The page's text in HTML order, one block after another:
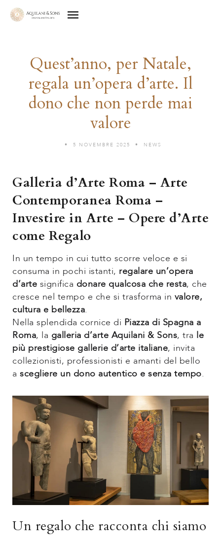
Quest’anno, per Natale,
regala un’opera d’arte. Il
dono che non perde mai
valore
5 NOVEMBRE 2025 NEWS
Galleria d’Arte Roma – Arte
Contemporanea Roma –
Investire in Arte – Opere d’Arte
come Regalo
In un tempo in cui tutto scorre veloce e si
consuma in pochi istanti, regalare un’opera
d’arte significa donare qualcosa che resta, che
cresce nel tempo e che si trasforma in valore,
cultura e bellezza.
Nella splendida cornice di Piazza di Spagna a
Roma, la galleria d’arte Aquilani & Sons, tra le
più prestigiose gallerie d’arte italiane, invita
collezionisti, professionisti e amanti del bello
a scegliere un dono autentico e senza tempo.
Un regalo che racconta chi siamo